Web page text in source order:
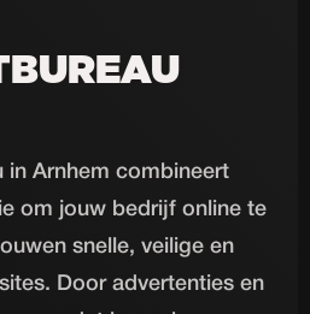
in Arnhem combineert
om jouw bedrijf online te
snelle, veilige en
Door advertenties en